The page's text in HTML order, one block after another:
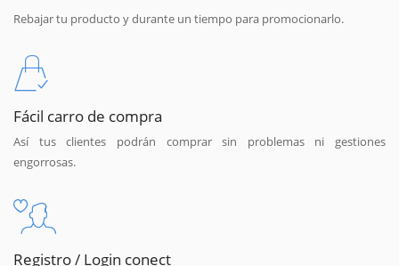
Rebajar tu producto y durante un tiempo para promocionarlo.
Fácil carro de compra
Así tus clientes podrán comprar sin problemas ni gestiones
engorrosas.
Registro / Login conect